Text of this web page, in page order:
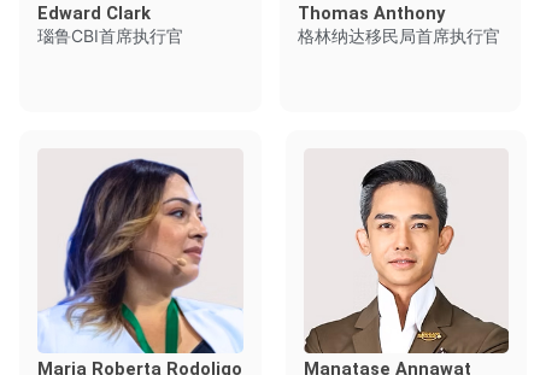
Edward Clark
瑙鲁CBI首席执行官
Thomas Anthony
格林纳达移民局首席执行官
Maria Roberta Rodoligo Manatase Annawat